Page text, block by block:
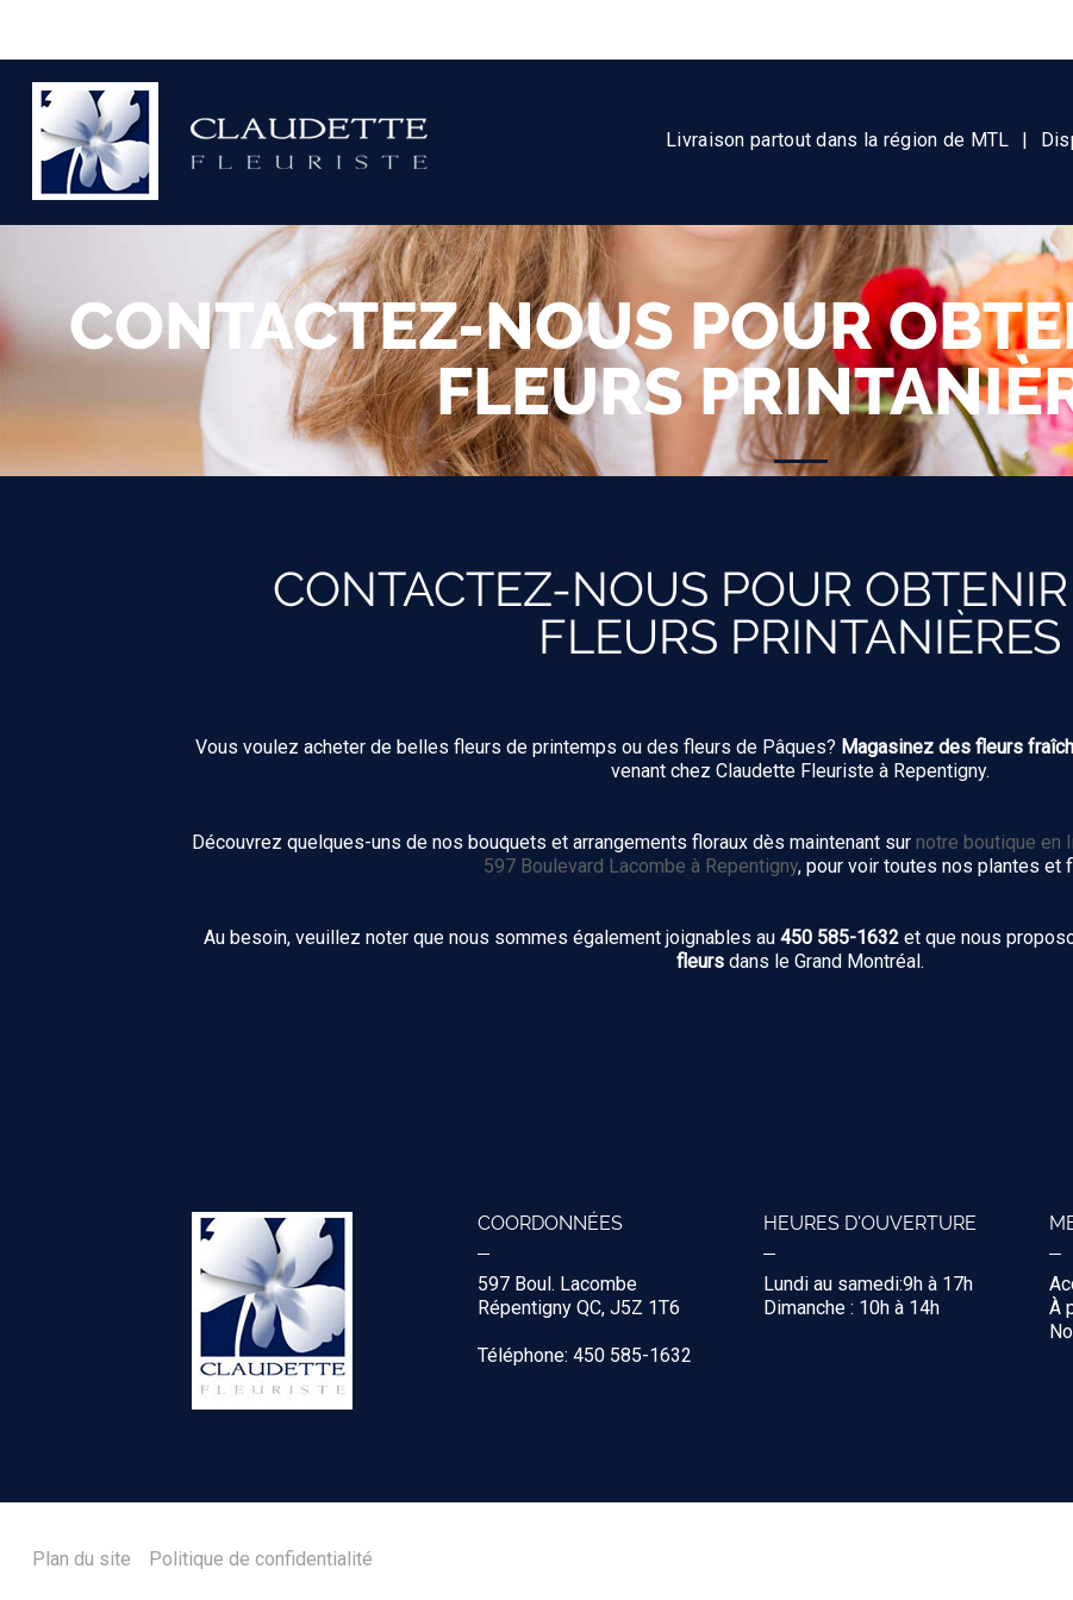
Livraison partout dans la région de MTL |
CONTACTEZ-NOUS POUR
FLEURS
CONTACTEZ-NOUS POUR
FLEURS PRINTANIÈRES
Vous voulez acheter de belles fleurs de printemps ou des fleurs de Pâques? Magasinez des fleurs
venant chez Claudette Fleuriste à Repentigny.
Découvrez quelques-uns de nos bouquets et arrangements floraux dès maintenant surnotre boutique en
597 Boulevard Lacombe à Repentigny, pour voir toutes nos plantes et
Au besoin, veuillez noter que nous sommes également joignables au450 585-1632 et que nous
fleursdans le Grand Montréal.
COORDONNÉES
597 Boul. Lacombe
Répentigny QC, J5Z 1T6
Téléphone: 450 585-1632
HEURES D'OUVERTURE
Lundi au samedi:9h à 17h
Dimanche : 10h à 14h
À
Plan du site Politique de confidentialité